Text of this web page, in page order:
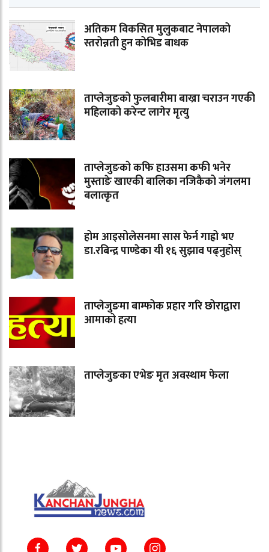
अतिकम विकसित मुलुकबाट नेपालको
स्तरोन्नती हुन कोभिड बाधक
ताप्लेजुङको फुलबारीमा बाख्रा चराउन गएकी
महिलाको करेन्ट लागेर मृत्यु
ताप्लेजुङको कफि हाउसमा कफी भनेर
मुस्ताङे खाएकी बालिका नजिकैको जंगलमा
बलात्कृत
होम आइसोलेसनमा सास फेर्न गाह्रो भए
डा.रबिन्द्र पाण्डेका यी १६ सुझाव पढ्नुहोस्
ताप्लेजुङमा बाम्फोक प्रहार गरि छोराद्वारा
आमाको हत्या
ताप्लेजुङका एभेङ मृत अवस्थाम फेला